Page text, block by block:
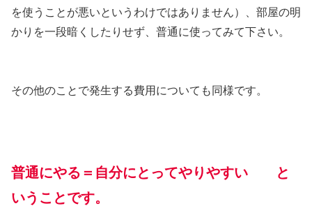
を使うことが悪いというわけではありません）、部屋の明
かりを一段暗くしたりせず、普通に使ってみて下さい。
その他のことで発生する費用についても同様です。
普通にやる＝自分にとってやりやすい と
いうことです。